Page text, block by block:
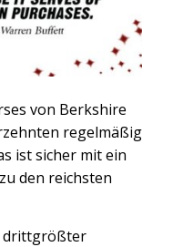
von Berkshire
regelmäßig
ist sicher mit ein
den reichsten
drittgrößter